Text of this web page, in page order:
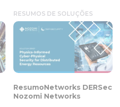
RESUMOS DE SOLUÇÕES
ResumoNetworks DERSec
Nozomi Networks